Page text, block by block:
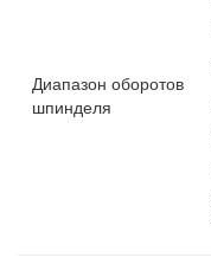
Диапазон оборотов
шпинделя